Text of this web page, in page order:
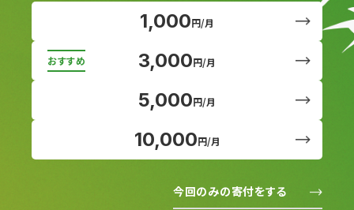
1,000円/月
3,000円/月
5,000円/月
10,000円/月
今回のみの寄付をする